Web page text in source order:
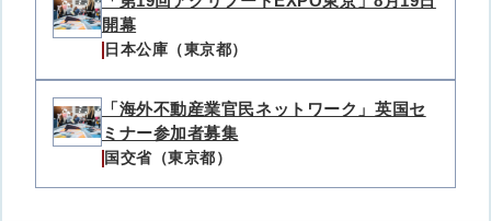
開幕
日本公庫（東京都）
「海外不動産業官民ネットワーク」英国セ
ミナー参加者募集
国交省（東京都）